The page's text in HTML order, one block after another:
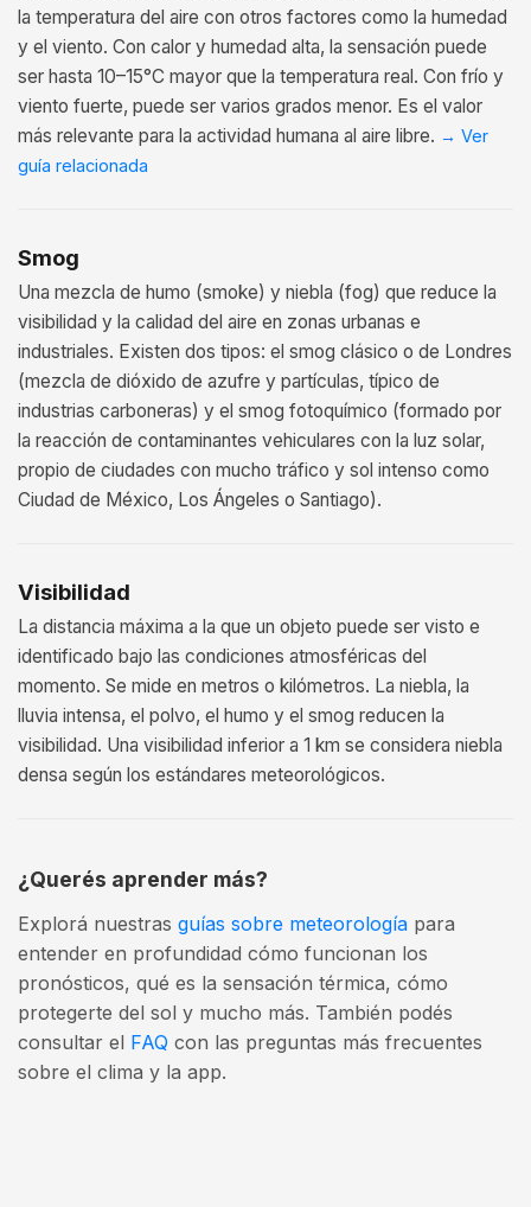
la temperatura del aire con otros factores como la humedad
y el viento. Con calor y humedad alta, la sensación puede
ser hasta 10–15°C mayor que la temperatura real. Con frío y
viento fuerte, puede ser varios grados menor. Es el valor
más relevante para la actividad humana al aire libre. → Ver
guía relacionada
Smog
Una mezcla de humo (smoke) y niebla (fog) que reduce la
visibilidad y la calidad del aire en zonas urbanas e
industriales. Existen dos tipos: el smog clásico o de Londres
(mezcla de dióxido de azufre y partículas, típico de
industrias carboneras) y el smog fotoquímico (formado por
la reacción de contaminantes vehiculares con la luz solar,
propio de ciudades con mucho tráfico y sol intenso como
Ciudad de México, Los Ángeles o Santiago).
Visibilidad
La distancia máxima a la que un objeto puede ser visto e
identificado bajo las condiciones atmosféricas del
momento. Se mide en metros o kilómetros. La niebla, la
lluvia intensa, el polvo, el humo y el smog reducen la
visibilidad. Una visibilidad inferior a 1 km se considera niebla
densa según los estándares meteorológicos.
¿Querés aprender más?
Explorá nuestras guías sobre meteorología para
entender en profundidad cómo funcionan los
pronósticos, qué es la sensación térmica, cómo
protegerte del sol y mucho más. También podés
consultar el FAQ con las preguntas más frecuentes
sobre el clima y la app.